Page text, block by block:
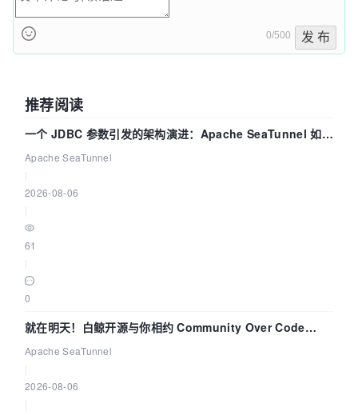
0/500 发 布
推荐阅读
一个 JDBC 参数引发的架构演进：Apache SeaTunnel 如何
解决数据同步中的“定时 Flush”难题
Apache SeaTunnel
2026-08-06
61
0
就在明天！白鲸开源与你相约 Community Over Code
Asia 2026 主题演讲！
Apache SeaTunnel
2026-08-06